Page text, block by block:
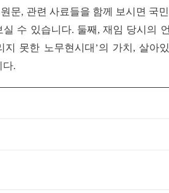
문, 관련 사료들을 함께 보시면 국
수 있습니다. 둘째, 재임 당시의
지 못한 노무현시대’의 가치, 살아
다.